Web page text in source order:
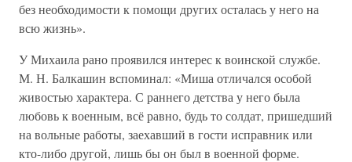
без необходимости к помощи других осталась у него на
всю жизнь».
У Михаила рано проявился интерес к воинской службе.
М. Н. Балкашин вспоминал: «Миша отличался особой
живостью характера. С раннего детства у него была
любовь к военным, всё равно, будь то солдат, пришедший
на вольные работы, заехавший в гости исправник или
кто-либо другой, лишь бы он был в военной форме.